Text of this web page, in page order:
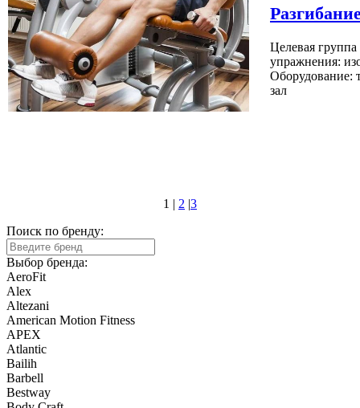
Целевая
упражнения:
Оборудование:
зал
1 | 2 |3
Поиск по бренду:
Выбор бренда:
AeroFit
Alex
Altezani
American Motion Fitness
APEX
Atlantic
Bailih
Barbell
Bestway